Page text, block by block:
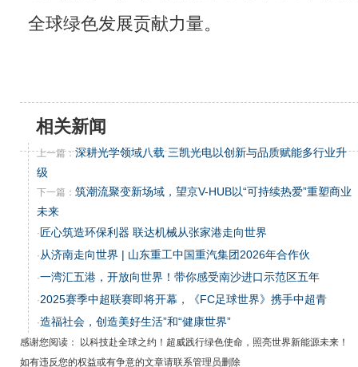
全球绿色发展贡献力量。
相关新闻
上一篇：深耕光学领域八载 三凯光电以创新与品质赋能多行业升
级
下一篇： 筑潮流聚变新场域，望京V-HUB以“可持续热爱”重塑商业
未来
· 匠心筑造环保利器 联达机械从张家港走向世界
· 从济南走向世界 | 山东重工中国重汽集团2026年合作伙
·一湾汇五港，开放向世界！带你感受南沙进口示范区五年
·2025赛季中超联赛即将开幕，《FC足球世界》携手中超青
·造福社会，创造美好生活”和“健康世界”
感谢您阅读： 以科技赴全球之约！超威践行绿色使命，照亮世界新能源未来！
如有违反您的权益或有争意的文章请联系管理员删除